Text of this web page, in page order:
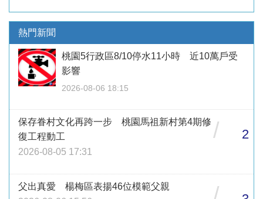
熱門新聞
桃園5行政區8/10停水11小時 近10萬戶受
影響
2026-08-06 18:15
保存眷村文化再跨一步 桃園馬祖新村第4期修
復工程動工
2026-08-05 17:31
/ 2
父出真愛 楊梅區表揚46位模範父親